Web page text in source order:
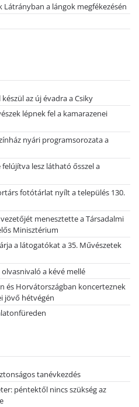
a lángok megfékezésén
az új évadra a Csiky
lépnek fel a kamarazenei
nyári programsorozata a
lesz látható ősszel a
fotótárlat nyílt a település 130.
menesztette a Társadalmi
Minisztérium
a látogatókat a 35. Művészetek
a kévé mellé
és Horvátországban koncerteznek
jövő hétvégén
tanévkezdés
péntektől nincs szükség az